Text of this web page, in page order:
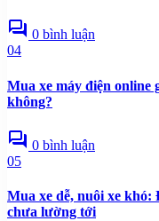
forum 0 bình luận
04
Mua xe máy điện online
không?
forum 0 bình luận
05
Mua xe dễ, nuôi xe
chưa lường tới